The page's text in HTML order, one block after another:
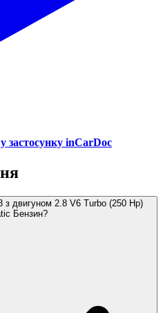
застосунку inCarDoc
з двигуном 2.8 V6 Turbo (250 Hp)
Бензин?